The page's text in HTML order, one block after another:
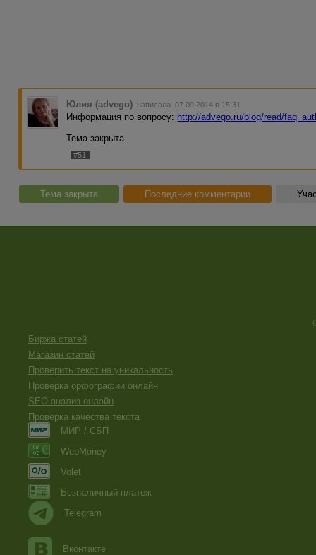
Юлия (advego) написала 07.09.2014 в 15:31
Информация по вопросу: http://advego.ru/blog/read/
Тема закрыта.
#51
Тема закрыта Последние комментарии
Биржа статей
Магазин статей
Проверить текст на уникальность
Проверка орфографии онлайн
SEO анализ онлайн
Проверка качества текста
МИР / СБП
WebMoney
Volet
Безналичный платеж
Telegram
Вконтакте